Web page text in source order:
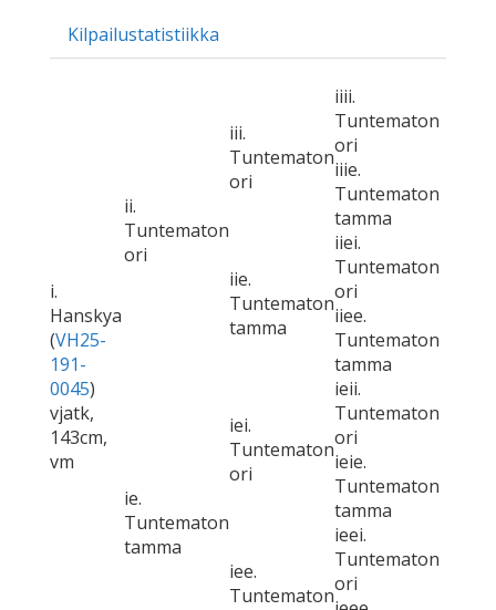
Kilpailustatistiikka
i.
Hanskya
(VH25-
191-
0045)
vjatk,
143cm,
vm
ii.
Tuntematon
ori
iii.
Tuntematon
ori
iiii.
Tuntematon
ori
iiie.
Tuntematon
tamma
iie.
Tuntematon
tamma
iiei.
Tuntematon
ori
iiee.
Tuntematon
tamma
ie.
Tuntematon
tamma
iei.
Tuntematon
ori
ieii.
Tuntematon
ori
ieie.
Tuntematon
tamma
iee.
Tuntematon
ieei.
Tuntematon
ori